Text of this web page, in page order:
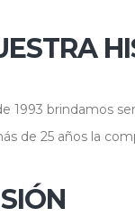
1993 brindamos
de 25 años la